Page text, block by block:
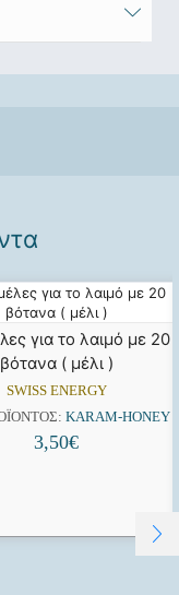
για το λαιμό με 20
βότανα ( μέλι )
SWISS ENERGY
KARAM-HONEY
3,50€